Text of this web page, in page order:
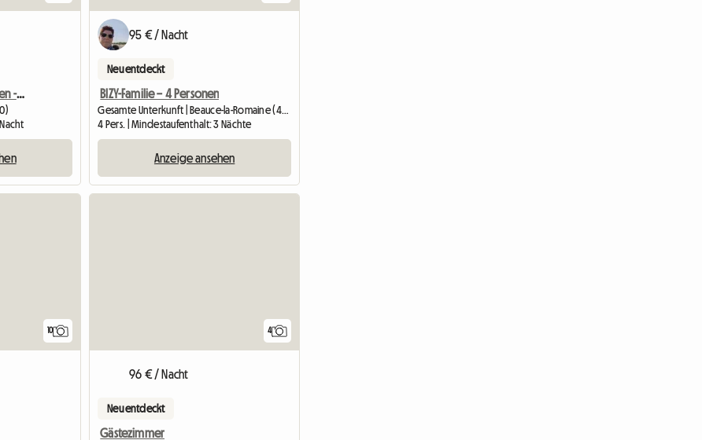
Gästezimmer Zu Vermieten - Golf De La Bosse
95 € / Nacht
Neu entdeckt
BIZY-Familie – 4 Personen
Gesamte Unterkunft | Beauce-la-Romaine (41240) | 160 M2
4 Pers. | Mindestaufenthalt: 3 Nächte
Anzeige ansehen
10 4
96 € / Nacht
Neu entdeckt
Gästezimmer